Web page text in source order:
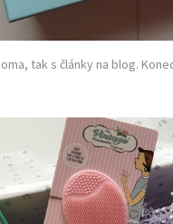
tak s články na blog.